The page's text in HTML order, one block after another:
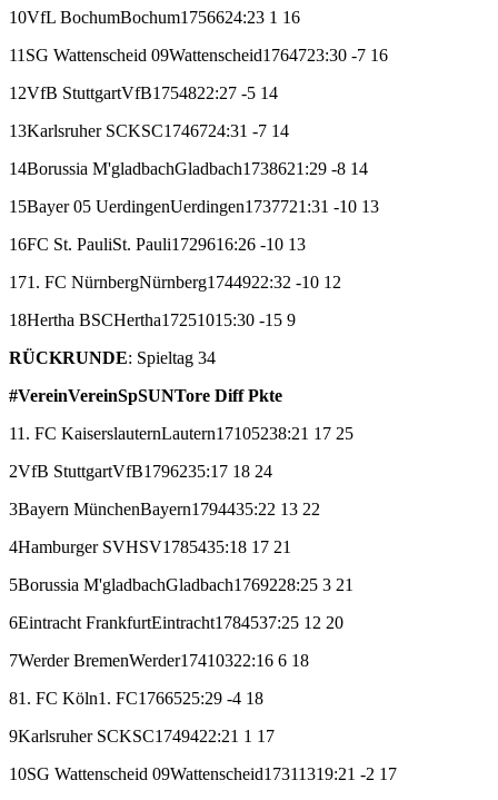
10VfL BochumBochum1756624:23 1 16
11 SG Wattenscheid 09Wattenscheid1764723:30 -7 16
12VfB StuttgartVfB1754822:27 -5 14
13Karlsruher SCKSC1746724:31 -7 14
14Borussia M'gladbachGladbach1738621:29 -8 14
15Bayer 05 UerdingenUerdingen1737721:31 -10 13
16FC St. PauliSt. Pauli1729616:26 -10 13
171. FC NürnbergNürnberg1744922:32 -10 12
18Hertha BSCHertha17251015:30 -15 9
RÜCKRUNDE: Spieltag 34
#VereinVereinSpSUNTore Diff Pkte
11. FC KaiserslauternLautern17105238:21 17 25
2VfB StuttgartVfB1796235:17 18 24
3Bayern MünchenBayern1794435:22 13 22
4Hamburger SVHSV1785435:18 17 21
5Borussia M'gladbachGladbach1769228:25 3 21
6Eintracht FrankfurtEintracht1784537:25 12 20
7Werder BremenWerder17410322:16 6 18
81. FC Köln1. FC1766525:29 -4 18
9Karlsruher SCKSC1749422:21 1 17
10SG Wattenscheid 09Wattenscheid17311319:21 -2 17